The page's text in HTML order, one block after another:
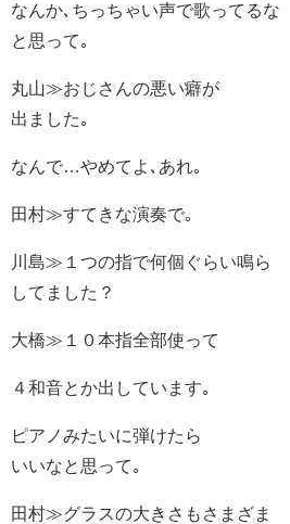
なんか､ちっちゃい声で歌ってるな
と思って｡
丸山≫おじさんの悪い癖が
出ました｡
なんで…やめてよ､あれ｡
田村≫すてきな演奏で｡
川島≫１つの指で何個ぐらい鳴ら
してました？
大橋≫１０本指全部使って
４和音とか出しています｡
ピアノみたいに弾けたら
いいなと思って｡
田村≫グラスの大きさもさまざま